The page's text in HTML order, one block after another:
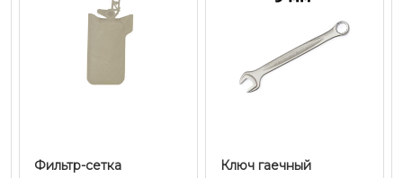
Фильтр-сетка
Ключ гаечный